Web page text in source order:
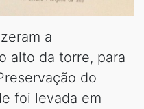
a
alto da torre, para
do
foi levada em